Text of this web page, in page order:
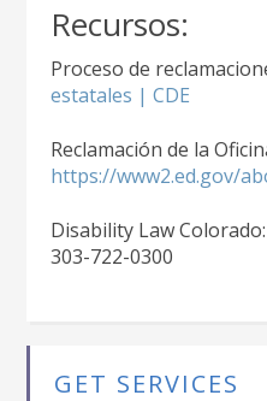
Recursos:
Proceso de
estatales | CDE
Reclamación de la
https://www2.ed.gov/
Disability Law
303-722-0300
GET SERVICES